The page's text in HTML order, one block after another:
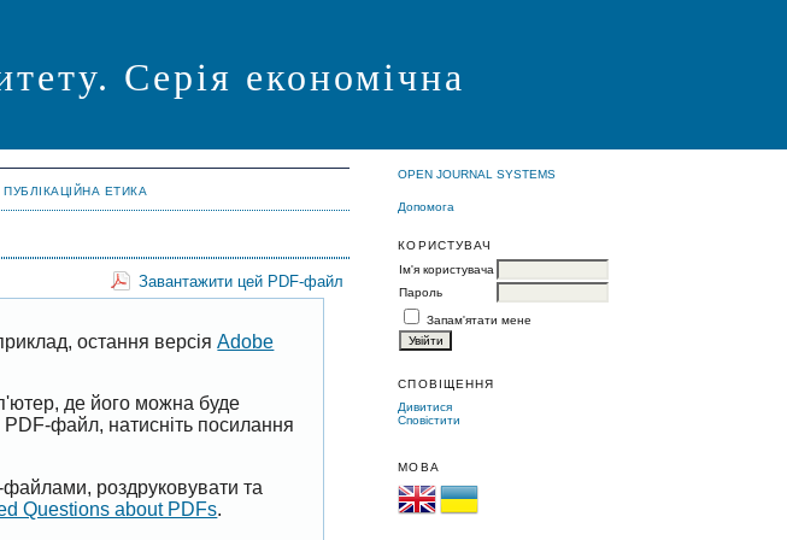
Серія економічна
OPEN JOURNAL SYSTEMS
Допомога
КОРИСТУВАЧ
Ім'я користувача
Пароль
Запам'ятати мене
СПОВІЩЕННЯ
Дивитися
Сповістити
МОВА
ПУБЛІКАЦІЙНА ЕТИКА
Завантажити цей PDF-файл
остання версіяAdobe
де його можна буде
файл, натисніть посилання
роздруковувати та
Questions about PDFs.